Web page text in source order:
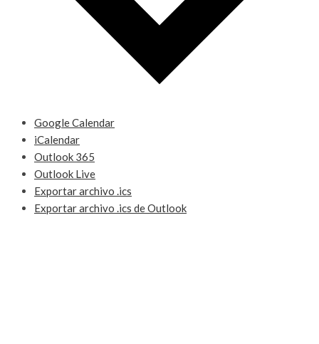
Google Calendar
iCalendar
Outlook 365
Outlook Live
Exportar archivo .ics
Exportar archivo .ics de Outlook